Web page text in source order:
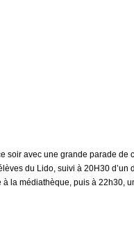
soir avec une grande parade de
du Lido, suivi à 20H30 d’un
la médiathèque, puis à 22h30,